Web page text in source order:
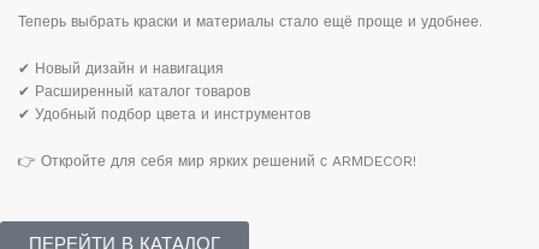
Теперь выбрать краски и материалы стало ещё проще и удобнее.
✔ Новый дизайн и навигация
✔ Расширенный каталог товаров
✔ Удобный подбор цвета и инструментов
👉 Откройте для себя мир ярких решений с ARMDECOR!
ПЕРЕЙТИ В КАТАЛОГ